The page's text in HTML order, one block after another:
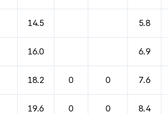
14.5 5.8
16.0 6.9
18.2 0 0 7.6
19.6 0 0 8.4